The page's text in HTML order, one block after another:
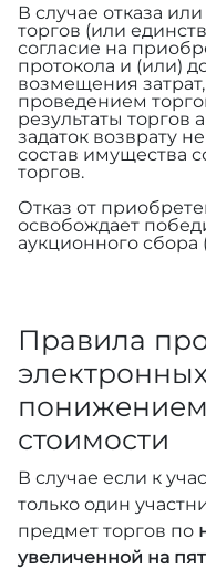
В случае отказа
торгов (или
согласие на
протокола и (или)
возмещения
проведением
результаты
задаток возврату
состав имущества
торгов.
Отказ от
освобождает
аукционного сбора
Правила
стоимости
В случае если к
только один
предмет торгов по
увеличенной на